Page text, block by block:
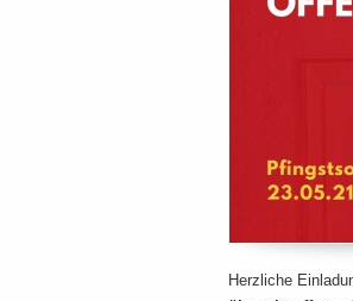
Herzliche